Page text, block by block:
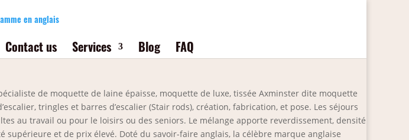
en anglais
Contact us Services Blog FAQ
de moquette de laine épaisse, moquette de luxe, tissée Axminster dite moquette
tringles et barres d’escalier (Stair rods), création, fabrication, et pose. Les séjours
au travail ou pour le loisirs ou des seniors. Le mélange apporte reverdissement, densité
et de prix élevé. Doté du savoir-faire anglais, la célèbre marque anglaise